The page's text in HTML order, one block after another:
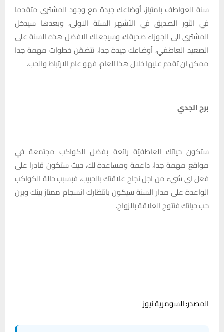
سنة العواطف بامتياز، أوضاعك جيدة مع وجود المشتري متقدما
في الثور الصديق في الأشهر الستة الاولى، وبعدها سيدخل
المشتري الى الجوزاء صديقك، وسيجعلك الافضل هذه السنة على
الصعيد العاطفي، أوضاعك جيدة جدا، تتضمّن خطوات مهمة جدا
ممكن ان تقدم عليها خلال هذا العام، فهو عام الارتباط والحب.
برج الجدي
ستكون حياتك العاطفيّة رائعة بفضل الكواكب مجتمعة في
مواقع مهمة جدا، داعمة ومساعدة لك، حيث ستكون قادرا على
فعل اي شيء من اجل نجاح علاقتك بالحبيب، فبسبب حالة الكواكب
الواعدة على مدار السنة سيكون بانتظارك انسجام ممتاز بينك وبين
حب حياتك فتتوج العلاقة بالزواج.
المصدر: السومرية نيوز